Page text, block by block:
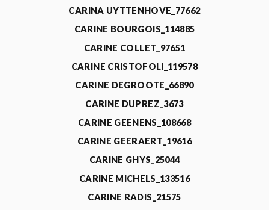
CARINA UYTTENHOVE_77662
CARINE BOURGOIS_114885
CARINE COLLET_97651
CARINE CRISTOFOLI_119578
CARINE DEGROOTE_66890
CARINE DUPREZ_3673
CARINE GEENENS_108668
CARINE GEERAERT_19616
CARINE GHYS_25044
CARINE MICHELS_133516
CARINE RADIS_21575